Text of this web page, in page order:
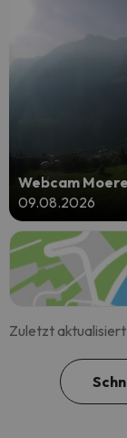
Webcam
09.08.2026
Zuletzt